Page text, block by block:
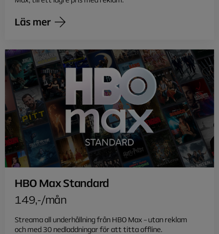
Läs mer
HBO Max Standard
149,-/mån
Streama all underhållning från HBO Max – utan reklam
och med 30 nedladdningar för att titta offline.